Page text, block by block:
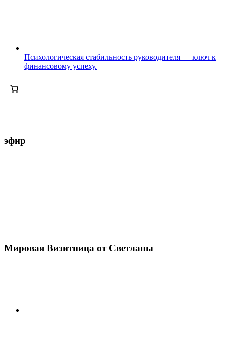
Психологическая стабильность руководителя — ключ к
финансовому успеху.
эфир
Мировая Визитница от Светланы